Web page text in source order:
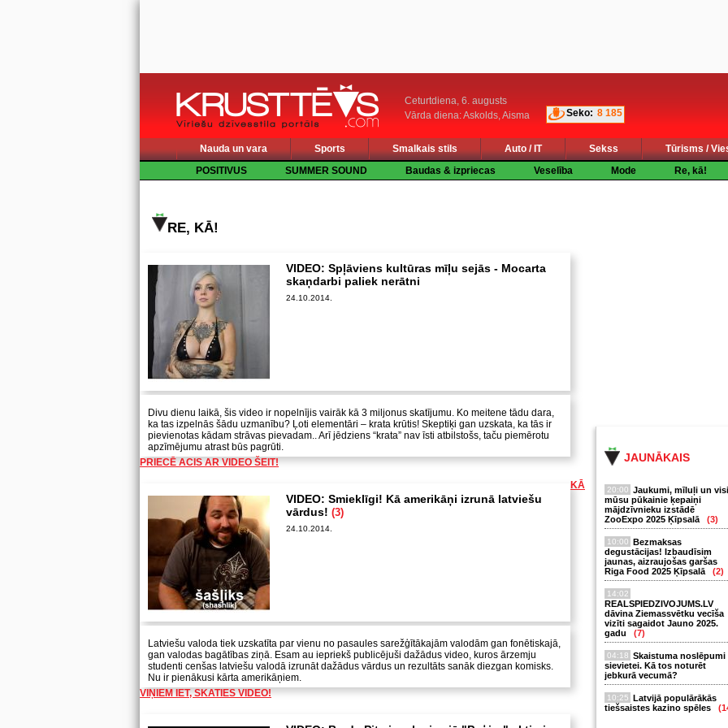
Ceturtdiena, 6. augusts
Vārda diena: Askolds, Aisma
Seko: 8 185
Nauda un vara Sports Smalkais stils Auto / IT Sekss
Tūrisms /
POSITIVUS
SUMMER SOUND Baudas & izpriecas Veselība Mode Re, kā!
JAUNĀKAIS
20:00 Jaukumi, mīluļi un visi
mūsu pūkainie ķepaiņi
mājdzīvnieku izstādē
ZooExpo 2025 Ķīpsalā
(3)
10:00 Bezmaksas
degustācijas! Izbaudīsim
jaunas, aizraujošas garšas
Riga Food 2025 Ķīpsalā
(2)
14:02
REALSPIEDZIVOJUMS.LV
dāvina Ziemassvētku vecīša
vizīti sagaidot Jauno 2025.
gadu
(7)
04:18 Skaistuma noslēpumi
sievietei. Kā tos noturēt
jebkurā vecumā?
10:25 Latvijā populārākās
tiešsaistes kazino spēles
RE, KĀ!
VIDEO: Spļāviens kultūras mīļu sejās - Mocarta
skaņdarbi paliek nerātni
24.10.2014.
Divu dienu laikā, šis video ir nopelnījis vairāk kā 3 miljonus skatījumu. Ko meitene tādu dara,
ka tas izpelnās šādu uzmanību? Ļoti elementāri – krata krūtis! Skeptiķi gan uzskata, ka tās ir
pievienotas kādam strāvas pievadam.. Arī jēdziens “krata” nav īsti atbilstošs, taču piemērotu
apzīmējumu atrast būs pagrūti.
PRIECĒ ACIS AR VIDEO ŠEIT!
VIDEO: Smieklīgi! Kā amerikāņi izrunā latviešu
vārdus! (3)
24.10.2014.
Latviešu valoda tiek uzskatīta par vienu no pasaules sarežģītākajām valodām gan fonētiskajā,
gan valodas bagātības ziņā. Esam au iepriekš publicējuši dažādus video, kuros ārzemju
studenti cenšas latviešu valodā izrunāt dažādus vārdus un rezultāts sanāk diezgan komisks.
Nu ir pienākusi kārta amerikāņiem.
KĀ
VIŅIEM IET, SKATIES VIDEO!